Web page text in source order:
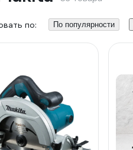
по: По популярности